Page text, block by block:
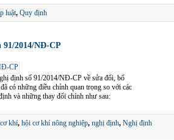
luật, Quy định
2014/NĐ-CP
định số 91/2014/NĐ-CP về sửa đổi, bổ
có những điều chỉnh quan trọng so với các
và những thay đổi chính như sau:
khí, hội cơ khí nông nghiệp, nghị định, Nghị định